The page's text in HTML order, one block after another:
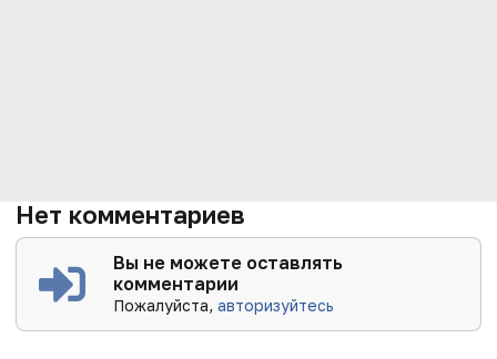
Нет комментариев
Вы не можете оставлять
комментарии
Пожалуйста,авторизуйтесь